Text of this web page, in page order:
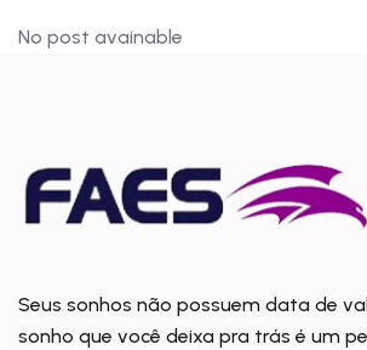
No post avainable
Seus sonhos não possuem data de
sonho que você deixa pra trás é um